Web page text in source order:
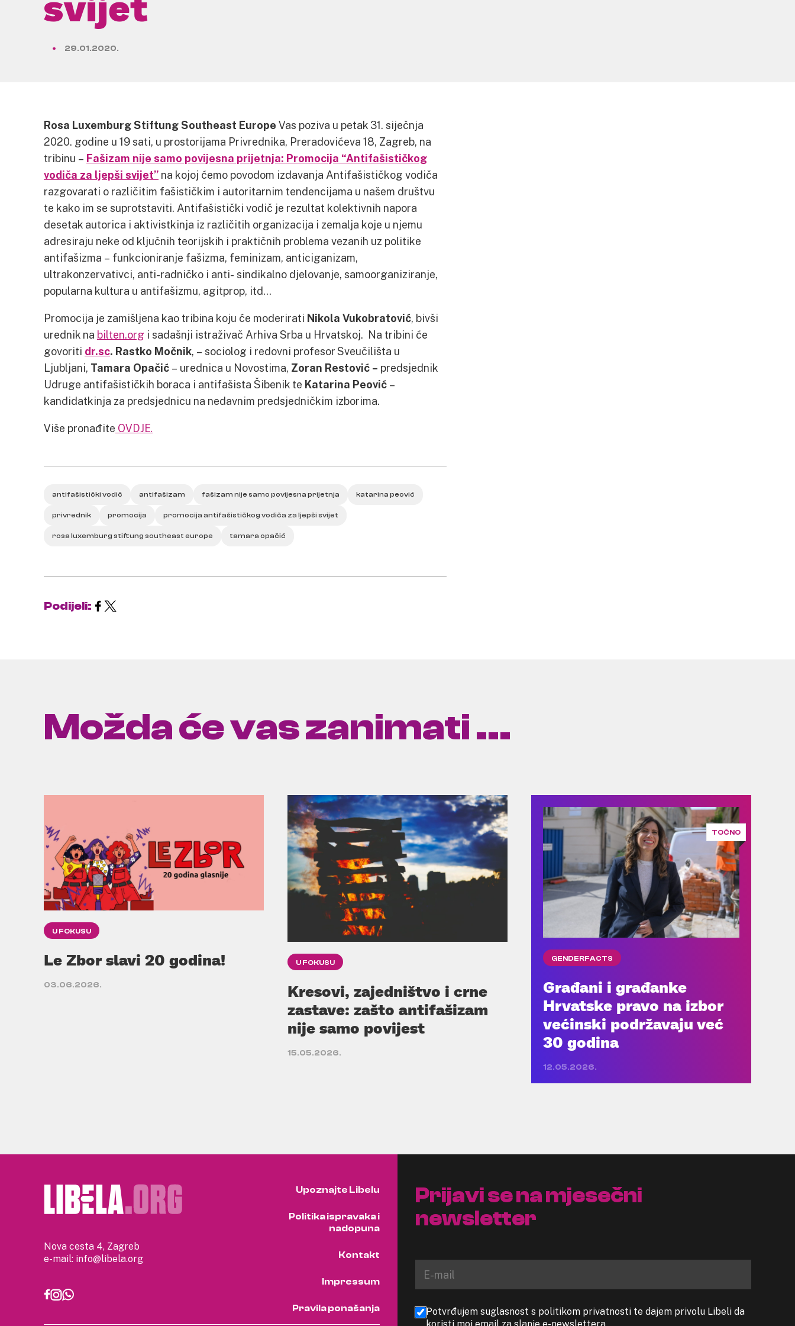
29.01.2020.
Rosa Luxemburg Stiftung Southeast Europe Vas poziva u petak 31. siječnja
2020. godine u 19 sati, u prostorijama Privrednika, Preradovićeva 18, Zagreb, na
tribinu – Fašizam nije samo povijesna prijetnja: Promocija “Antifašističkog
vodiča za ljepši svijet” na kojoj ćemo povodom izdavanja Antifašističkog vodiča
razgovarati o različitim fašističkim i autoritarnim tendencijama u našem društvu
te kako im se suprotstaviti. Antifašistički vodič je rezultat kolektivnih napora
desetak autorica i aktivistkinja iz različitih organizacija i zemalja koje u njemu
adresiraju neke od ključnih teorijskih i praktičnih problema vezanih uz politike
antifašizma – funkcioniranje fašizma, feminizam, anticiganizam,
ultrakonzervativci, anti-radničko i anti- sindikalno djelovanje, samoorganiziranje,
popularna kultura u antifašizmu, agitprop, itd…
Promocija je zamišljena kao tribina koju će moderirati Nikola Vukobratović, bivši
urednik na bilten.org i sadašnji istraživač Arhiva Srba u Hrvatskoj. Na tribini će
govoriti dr.sc. Rastko Močnik, – sociolog i redovni profesor Sveučilišta u
Ljubljani, Tamara Opačić – urednica u Novostima, Zoran Restović – predsjednik
Udruge antifašističkih boraca i antifašista Šibenik te Katarina Peović –
kandidatkinja za predsjednicu na nedavnim predsjedničkim izborima.
Više pronađite OVDJE.
antifašistički vodič antifašizam fašizam nije samo povijesna prijetnja katarina peović
privrednik promocija promocija antifašističkog vodiča za ljepši svijet
rosa luxemburg stiftung southeast europe tamara opačić
Podijeli:
Možda će vas zanimati ...
U FOKUSU
Le Zbor slavi 20 godina!
03.06.2026.
U FOKUSU
Kresovi, zajedništvo i crne
zastave: zašto antifašizam
nije samo povijest
15.05.2026.
TOČNO
GENDERFACTS
Građani i građanke
Hrvatske pravo na izbor
većinski podržavaju već
30 godina
12.05.2026.
Nova cesta 4, Zagreb
e-mail: info@libela.org
Upoznajte Libelu
Politika ispravaka i
nadopuna
Kontakt
Impressum
Pravila ponašanja
Prijavi se na mjesečni
newsletter
Potvrđujem suglasnost s politikom privatnosti te dajem privolu Libeli da